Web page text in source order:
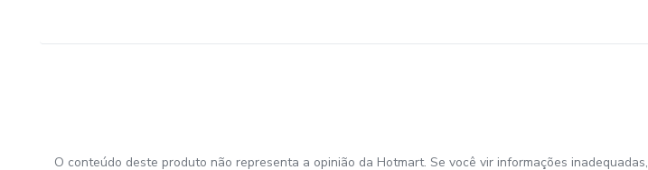
O conteúdo deste produto não representa a opinião da Hotmart. Se você vir informações inadequadas,